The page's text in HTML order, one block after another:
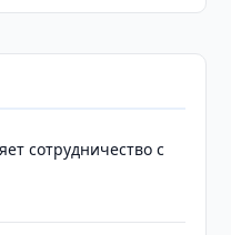
сотрудничество с